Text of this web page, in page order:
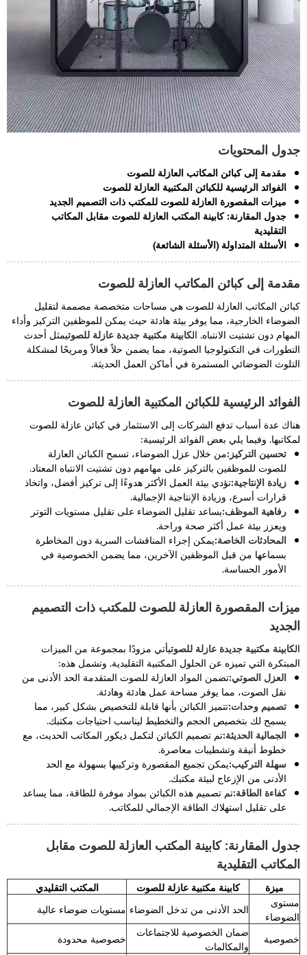
جدول المحتويات
مقدمة إلى كبائن المكاتب العازلة للصوت
الفوائد الرئيسية للكبائن المكتبية العازلة للصوت
ميزات المقصورة العازلة للصوت للمكتب ذات التصميم الجديد
جدول المقارنة: كابينة المكتب العازلة للصوت مقابل المكاتب
التقليدية
الأسئلة المتداولة (الأسئلة الشائعة)
مقدمة إلى كبائن المكاتب العازلة للصوت
كبائن المكاتب العازلة للصوت هي مساحات متخصصة مصممة لتقليل
الضوضاء الخارجية، مما يوفر بيئة هادئة حيث يمكن للموظفين التركيز وأداء
المهام دون تشتيت الانتباه. الكابينة مكتبية جديدة عازلة للصوتيمثل أحدث
التطورات في التكنولوجيا الصوتية، مما يضمن حلاً فعالاً ومريحًا لمشكلة
التلوث الضوضائي المستمرة في أماكن العمل الحديثة.
الفوائد الرئيسية للكبائن المكتبية العازلة للصوت
هناك عدة أسباب تدفع الشركات إلى الاستثمار في كبائن عازلة للصوت
لمكاتبها. وفيما يلي بعض الفوائد الرئيسية:
تحسين التركيز:من خلال عزل الضوضاء، تسمح الكبائن العازلة
للصوت للموظفين بالتركيز على مهامهم دون تشتيت الانتباه المعتاد.
زيادة الإنتاجية:تؤدي بيئة العمل الأكثر هدوءًا إلى تركيز أفضل، واتخاذ
قرارات أسرع، وزيادة الإنتاجية الإجمالية.
رفاهية الموظف:يساعد تقليل الضوضاء على تقليل مستويات التوتر
ويعزز بيئة عمل أكثر صحة وراحة.
المحادثات الخاصة:يمكن إجراء المناقشات السرية دون المخاطرة
بسماعها من قبل الموظفين الآخرين، مما يضمن الخصوصية في
الأمور الحساسة.
ميزات المقصورة العازلة للصوت للمكتب ذات التصميم
الجديد
الكابينة مكتبية جديدة عازلة للصوتيأتي مزودًا بمجموعة من الميزات
المبتكرة التي تميزه عن الحلول المكتبية التقليدية. وتشمل هذه:
العزل الصوتي:تضمن المواد العازلة للصوت المتقدمة الحد الأدنى من
نقل الصوت، مما يوفر مساحة عمل هادئة وهادئة.
تصميم وحدات:تتميز الكبائن بأنها قابلة للتخصيص بشكل كبير، مما
يسمح لك بتخصيص الحجم والتخطيط ليناسب احتياجات مكتبك.
الجمالية الحديثة:تم تصميم الكبائن لتكمل ديكور المكاتب الحديث، مع
خطوط أنيقة وتشطيبات معاصرة.
سهلة التركيب:يمكن تجميع المقصورة وتركيبها بسهولة مع الحد
الأدنى من الإزعاج لبيئة مكتبك.
كفاءة الطاقة:تم تصميم هذه الكبائن بمواد موفرة للطاقة، مما يساعد
على تقليل استهلاك الطاقة الإجمالي للمكاتب.
جدول المقارنة: كابينة المكتب العازلة للصوت مقابل
المكاتب التقليدية
ميزة كابينة مكتبية عازلة للصوت
المكتب التقليدي
مستوى
الضوضاء
الحد الأدنى من تدخل الضوضاء مستويات ضوضاء عالية
خصوصية
ضمان الخصوصية للاجتماعات
والمكالمات
خصوصية محدودة